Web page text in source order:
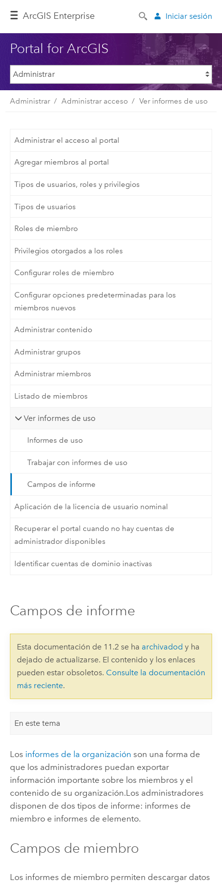
ArcGIS Enterprise Iniciar sesión
Portal for ArcGIS
Administrar Administrar acceso Ver informes de uso
Administrar el acceso al portal
Agregar miembros al portal
Tipos de usuarios, roles y privilegios
Tipos de usuarios
Roles de miembro
Privilegios otorgados a los roles
Configurar roles de miembro
Configurar opciones predeterminadas para los
miembros nuevos
Administrar contenido
Administrar grupos
Administrar miembros
Listado de miembros
Ver informes de uso
Informes de uso
Trabajar con informes de uso
Campos de informe
Aplicación de la licencia de usuario nominal
Recuperar el portal cuando no hay cuentas de
administrador disponibles
Identificar cuentas de dominio inactivas
Campos de informe
Esta documentación de 11.2 se ha archivadod y ha
dejado de actualizarse. El contenido y los enlaces
pueden estar obsoletos. Consulte la documentación
más reciente.
En este tema
Los informes de la organización son una forma de
que los administradores puedan exportar
información importante sobre los miembros y el
contenido de su organización.Los administradores
disponen de dos tipos de informe: informes de
miembro e informes de elemento.
Campos de miembro
Los informes de miembro permiten descargar datos